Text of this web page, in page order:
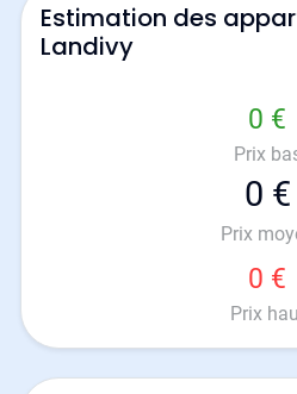
Estimation des
Landivy
0 €
Prix
0 €
Prix
0 €
Prix